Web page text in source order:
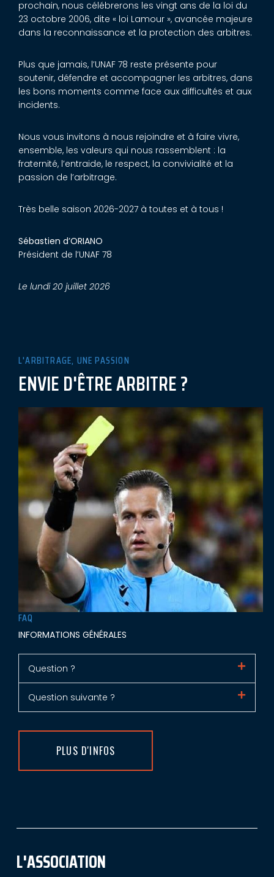
prochain, nous célébrerons les vingt ans de la loi du
23 octobre 2006, dite « loi Lamour », avancée majeure
dans la reconnaissance et la protection des arbitres.
Plus que jamais, l’UNAF 78 reste présente pour
soutenir, défendre et accompagner les arbitres, dans
les bons moments comme face aux difficultés et aux
incidents.
Nous vous invitons à nous rejoindre et à faire vivre,
ensemble, les valeurs qui nous rassemblent : la
fraternité, l’entraide, le respect, la convivialité et la
passion de l’arbitrage.
Très belle saison 2026-2027 à toutes et à tous !
Sébastien d’ORIANO
Président de l’UNAF 78
Le lundi 20 juillet 2026
FAQ
INFORMATIONS GÉNÉRALES
Question ?
Question suivante ?
PLUS D'INFOS
L'ARBITRAGE, UNE PASSION
ENVIE D'ÊTRE ARBITRE ?
L'ASSOCIATION